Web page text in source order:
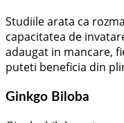
Studiile arata ca
capacitatea de
adaugat in mancare,
puteti beneficia din
Ginkgo Biloba